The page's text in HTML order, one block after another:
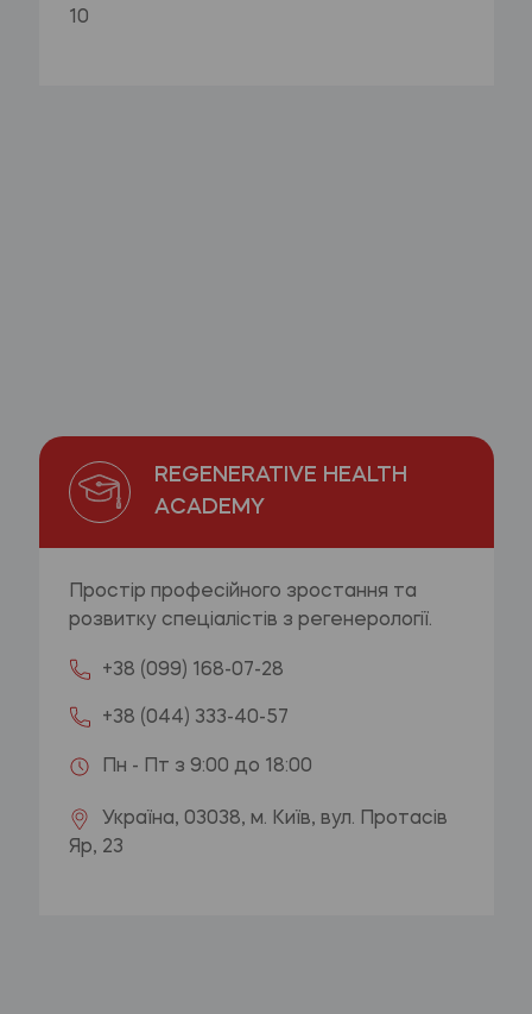
10
REGENERATIVE HEALTH
ACADEMY
Простір професійного зростання та
розвитку спеціалістів з регенерології.
+38 (099) 168-07-28
+38 (044) 333-40-57
Пн - Пт з 9:00 до 18:00
Україна, 03038, м. Київ, вул. Протасів
Яр, 23